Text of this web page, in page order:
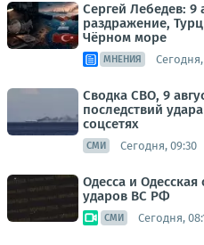
Сергей Лебедев: 9
раздражение,
Чёрном море
МНЕНИЯ
Сводка СВО, 9
последствий
соцсетях
СМИ Сегодня, 09:30
Одесса и
ударов ВС РФ
СМИ Сегодня,